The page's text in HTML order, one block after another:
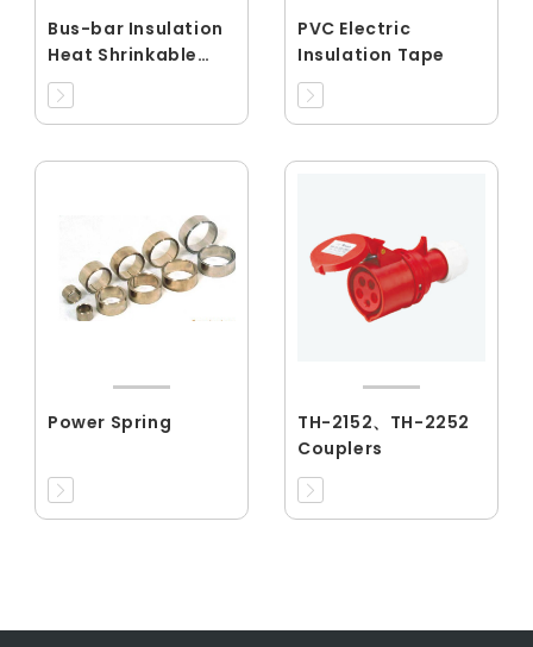
Bus-bar Insulation
Heat Shrinkable
Tubing(RCMPG)
PVC Electric
Insulation Tape
Power Spring
TH-2152、TH-2252
Couplers